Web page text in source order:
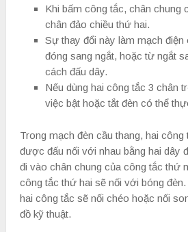
Khi bấm công tắc, chân chung
chân đảo chiều thứ hai.
Sự thay đổi này làm mạch điện
đóng sang ngắt, hoặc từ ngắt
cách đấu dây.
Nếu dùng hai công tắc 3 chân
việc bật hoặc tắt đèn có thể
Trong mạch đèn cầu thang, hai
được đấu nối với nhau bằng hai dây
đi vào chân chung của công tắc thứ
công tắc thứ hai sẽ nối với bóng
hai công tắc sẽ nối chéo hoặc nối
đồ kỹ thuật.